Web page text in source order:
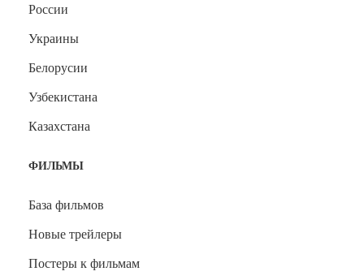
России
Украины
Белорусии
Узбекистана
Казахстана
ФИЛЬМЫ
База фильмов
Новые трейлеры
Постеры к фильмам